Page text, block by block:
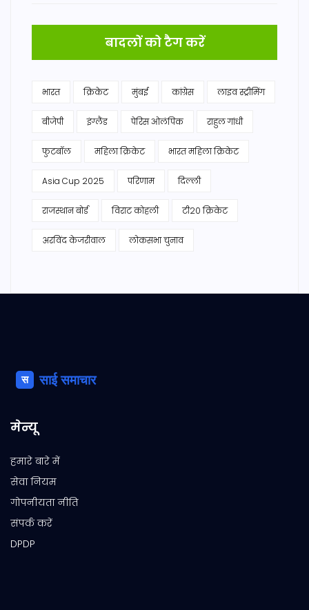
बादलों को टैग करें
भारत क्रिकेट मुंबई कांग्रेस लाइव स्ट्रीमिंग
बीजेपी इंग्लैंड पेरिस ओलंपिक राहुल गांधी
फुटबॉल महिला क्रिकेट भारत महिला क्रिकेट
Asia Cup 2025 परिणाम दिल्ली
राजस्थान बोर्ड विराट कोहली टी20 क्रिकेट
अरविंद केजरीवाल लोकसभा चुनाव
मेन्यू
हमारे बारे में
सेवा नियम
गोपनीयता नीति
संपर्क करें
DPDP